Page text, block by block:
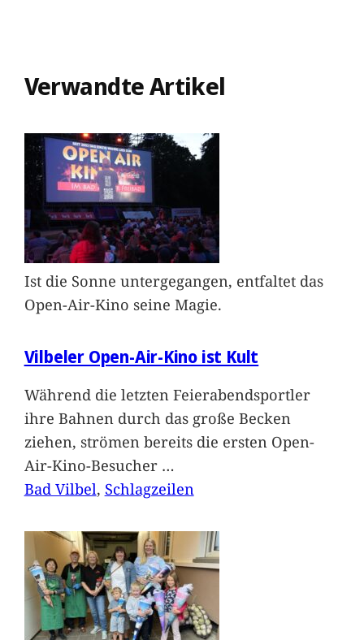
Verwandte Artikel
Ist die Sonne untergegangen, entfaltet das
Open-Air-Kino seine Magie.
Vilbeler Open-Air-Kino ist Kult
Während die letzten Feierabendsportler
ihre Bahnen durch das große Becken
ziehen, strömen bereits die ersten Open-
Air-Kino-Besucher …
Bad Vilbel, Schlagzeilen